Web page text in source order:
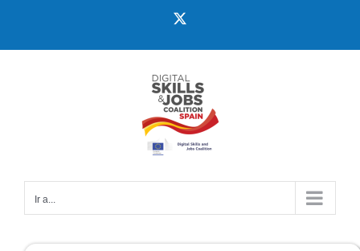
Ir a...